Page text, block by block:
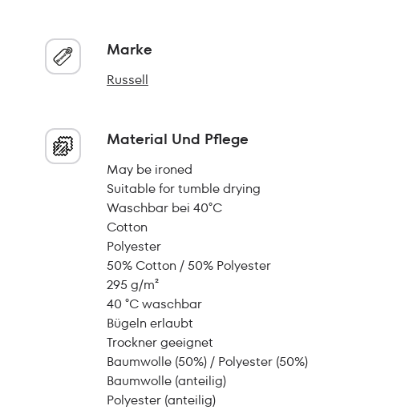
Marke
Russell
Material Und Pflege
May be ironed
Suitable for tumble drying
Waschbar bei 40°C
Cotton
Polyester
50% Cotton / 50% Polyester
295 g/m²
40 °C waschbar
Bügeln erlaubt
Trockner geeignet
Baumwolle (50%) / Polyester (50%)
Baumwolle (anteilig)
Polyester (anteilig)